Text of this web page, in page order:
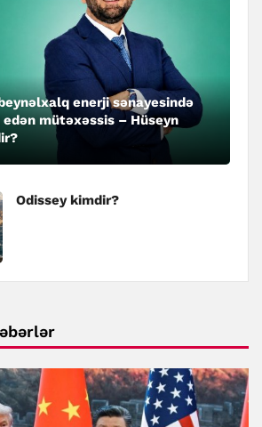
enerji sənayesində
mütəxəssis – Hüseyn
Odissey kimdir?